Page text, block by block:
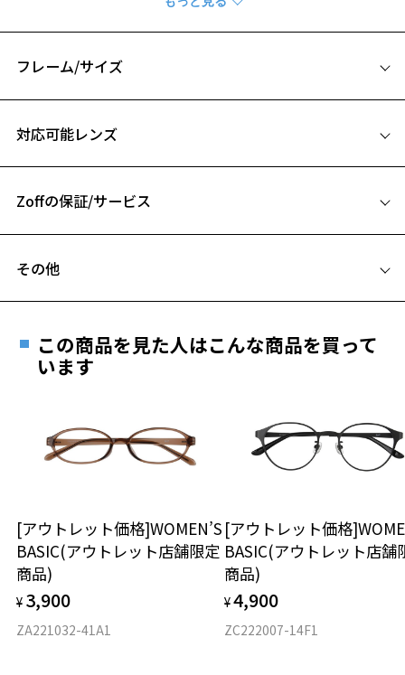
お気に入りリストはこちら
アクティブシーンとビジネスシーンの両立を叶えるメタルフレームを
展開。
洗練された細身のデザインがフォーマルなシーンに最適です◎
「Zoff STANDARD CLAP CLICK」は、テンプル部分にヘアピンクリップ
ン”と動かすことで、
します。
従来の「Zoff CLAP CLICK」は、スポーツシーンを想定し、
一方、今回の「Zoff STANDARD CLAP CLICK」では、メタル素材を採用
し、
スーツにも合わせやすいベーシックカラーを取り入れることで、ビジ
アクティブなシーンから日常のビジネスシーンまで、幅広く活躍しま
フレーム/サイズ
B ブリッジ(鼻部分)の横幅：19mm
仕上がり寸法
D 仕上がりの横幅：約146mm
E 仕上がりの縦幅：約33mm
対応可能レンズ
フレームとレンズの合計料金を知りたい方へ
Zoffの保証/サービス
安心1 フレーム１年間品質保証
きます。
※保証期間内に交換が行われた場合、保証期間は初期の期間から
安心2 視力測定無料
視力の変化を早めに発見するために、定期的な視
力測定をおすすめいたします。
安心3 かかり具合調整無料
その他
ご希望のお客さまは、「レンズ交換券」をお選びのうえ、
最寄りのZoff実店舗にてレンズをお買い求めください。
※サングラスやパッケージ品では「レンズ交換券」はお選び
談ください。
オンラインストアでフレームのみ購入して、
実店舗で度付きにできます
ご購入時に「レンズ交換券」をお選びいただくと、実店舗で
度数を測定のうえ、度付きレンズ（標準セットレンズ）へ無
料交換いただけます。
この商品を見た人はこんな商品を買って
います
[アウトレット価格]WOMEN’S
BASIC(アウトレット店舗限定
商品)
¥ 3,900
ZA221032-41A1
[アウトレット価格
BASIC(アウトレット店舗
商品)
¥4,900
ZC222007-14F1